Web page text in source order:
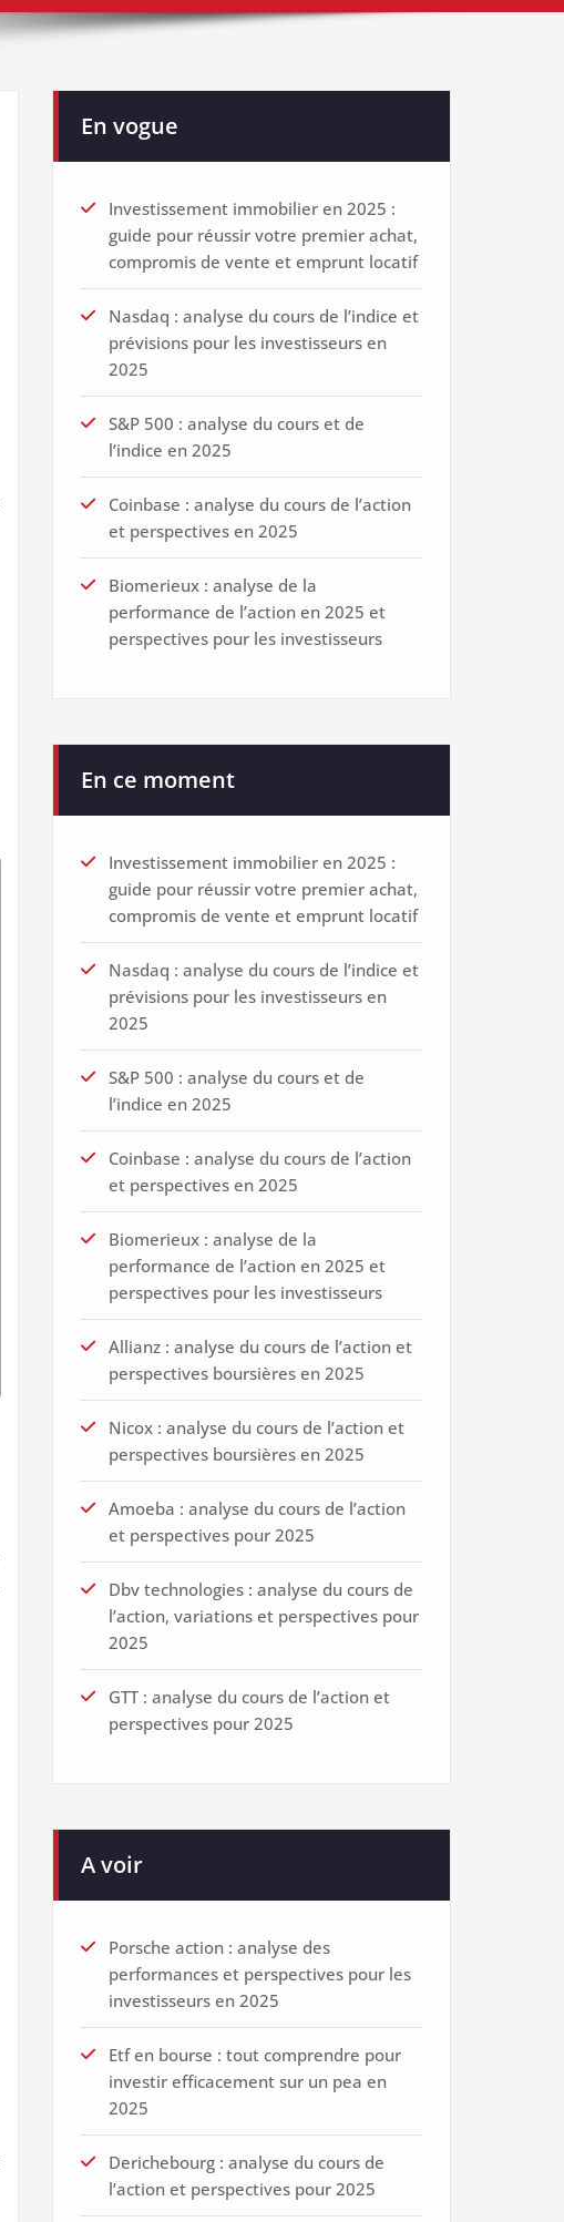
En vogue
Investissement immobilier en 2025 :
guide pour réussir votre premier achat,
compromis de vente et emprunt locatif
Nasdaq : analyse du cours de l’indice et
prévisions pour les investisseurs en
2025
S&P 500 : analyse du cours et de
l’indice en 2025
Coinbase : analyse du cours de l’action
et perspectives en 2025
Biomerieux : analyse de la
performance de l’action en 2025 et
perspectives pour les investisseurs
En ce moment
Investissement immobilier en 2025 :
guide pour réussir votre premier achat,
compromis de vente et emprunt locatif
Nasdaq : analyse du cours de l’indice et
prévisions pour les investisseurs en
2025
S&P 500 : analyse du cours et de
l’indice en 2025
Coinbase : analyse du cours de l’action
et perspectives en 2025
Biomerieux : analyse de la
performance de l’action en 2025 et
perspectives pour les investisseurs
Allianz : analyse du cours de l’action et
perspectives boursières en 2025
Nicox : analyse du cours de l’action et
perspectives boursières en 2025
Amoeba : analyse du cours de l’action
et perspectives pour 2025
Dbv technologies : analyse du cours de
l’action, variations et perspectives pour
2025
GTT : analyse du cours de l’action et
perspectives pour 2025
A voir
Porsche action : analyse des
performances et perspectives pour les
investisseurs en 2025
Etf en bourse : tout comprendre pour
investir efficacement sur un pea en
2025
Derichebourg : analyse du cours de
l’action et perspectives pour 2025